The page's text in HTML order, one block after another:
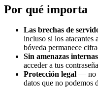
Por qué importa
Las brechas de
incluso si los atacantes
bóveda permanece
Sin amenazas internas
acceder a tus
Protección legal — no
datos que no podemos